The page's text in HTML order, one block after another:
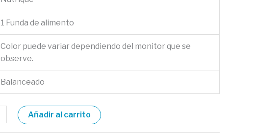
1 Funda de alimento
Color puede variar dependiendo del monitor que se
observe.
Balanceado
Añadir al carrito